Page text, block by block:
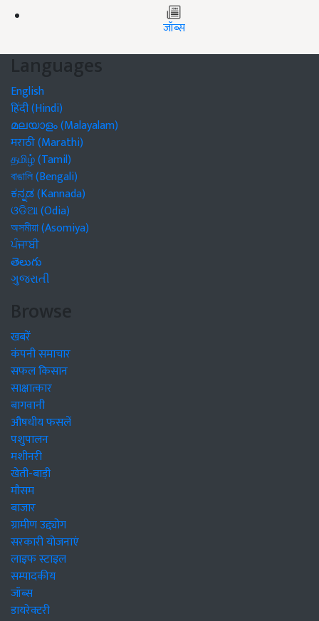
जॉब्स
Languages
English
हिंदी (Hindi)
മലയാളം (Malayalam)
मराठी (Marathi)
தமிழ் (Tamil)
বাঙালি (Bengali)
ಕನ್ನಡ (Kannada)
ଓଡିଆ (Odia)
অসমীয়া (Asomiya)
ਪੰਜਾਬੀ
తెలుగు
ગુજરાતી
Browse
खबरें
कंपनी समाचार
सफल किसान
साक्षात्कार
बागवानी
औषधीय फसलें
पशुपालन
मशीनरी
खेती-बाड़ी
मौसम
बाजार
ग्रामीण उद्द्योग
सरकारी योजनाएं
लाइफ स्टाइल
सम्पादकीय
जॉब्स
डायरेक्टरी